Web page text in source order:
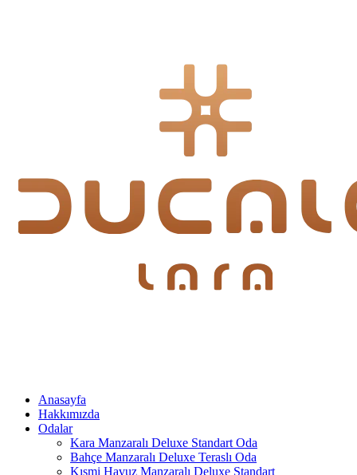
Anasayfa
Hakkımızda
Odalar
Kara Manzaralı Deluxe Standart Oda
Bahçe Manzaralı Deluxe Teraslı Oda
Kısmi Havuz Manzaralı Deluxe Standart